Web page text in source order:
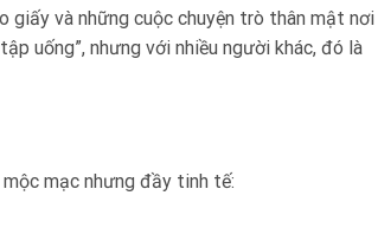
giấy và những cuộc chuyện trò thân mật nơi
uống”, nhưng với nhiều người khác, đó là
mạc nhưng đầy tinh tế: